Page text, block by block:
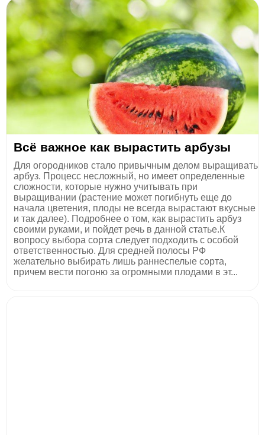
Всё важное как вырастить арбузы
Для огородников стало привычным делом выращивать
арбуз. Процесс несложный, но имеет определенные
сложности, которые нужно учитывать при
выращивании (растение может погибнуть еще до
начала цветения, плоды не всегда вырастают вкусные
и так далее). Подробнее о том, как вырастить арбуз
своими руками, и пойдет речь в данной статье.К
вопросу выбора сорта следует подходить с особой
ответственностью. Для средней полосы РФ
желательно выбирать лишь раннеспелые сорта,
причем вести погоню за огромными плодами в эт...